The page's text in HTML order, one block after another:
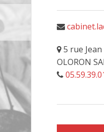
5 rue
OLORON